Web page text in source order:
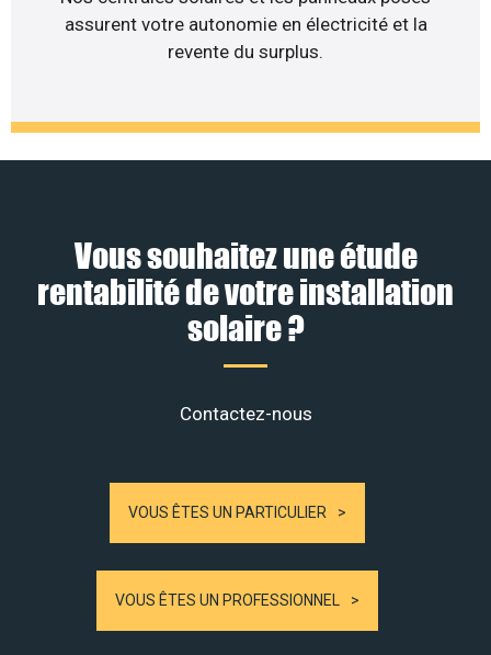
assurent votre autonomie en électricité et la
revente du surplus.
Vous souhaitez une étude
rentabilité de votre installation
solaire ?
Contactez-nous
VOUS ÊTES UN PARTICULIER
VOUS ÊTES UN PROFESSIONNEL